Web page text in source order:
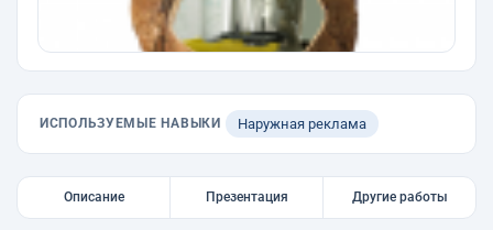
ИСПОЛЬЗУЕМЫЕ НАВЫКИ Наружная реклама
Описание Презентация Другие работы